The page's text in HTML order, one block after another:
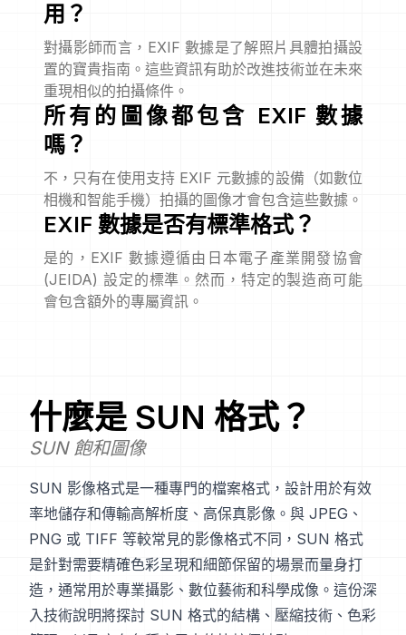
用？
對攝影師而言，EXIF 數據是了解照片具體拍攝設
置的寶貴指南。這些資訊有助於改進技術並在未來
重現相似的拍攝條件。
所有的圖像都包含 EXIF 數據
嗎？
不，只有在使用支持 EXIF 元數據的設備（如數位
相機和智能手機）拍攝的圖像才會包含這些數據。
EXIF 數據是否有標準格式？
是的，EXIF 數據遵循由日本電子產業開發協會
(JEIDA) 設定的標準。然而，特定的製造商可能
會包含額外的專屬資訊。
什麼是 SUN 格式？
SUN 飽和圖像
SUN 影像格式是一種專門的檔案格式，設計用於有效
率地儲存和傳輸高解析度、高保真影像。與 JPEG、
PNG 或 TIFF 等較常見的影像格式不同，SUN 格式
是針對需要精確色彩呈現和細節保留的場景而量身打
造，通常用於專業攝影、數位藝術和科學成像。這份深
入技術說明將探討 SUN 格式的結構、壓縮技術、色彩